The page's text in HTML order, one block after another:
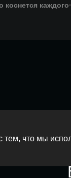
коснется каждого
тем, что мы